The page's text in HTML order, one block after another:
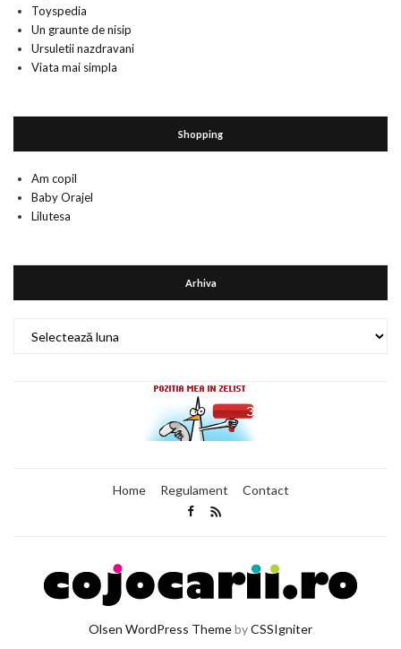
Toyspedia
Un graunte de nisip
Ursuletii nazdravani
Viata mai simpla
Shopping
Am copil
Baby Orajel
Lilutesa
Arhiva
Home Regulament Contact
Olsen WordPress ThemebyCSSIgniter